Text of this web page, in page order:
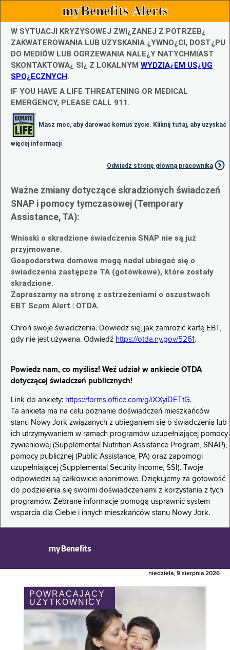
myBenefits Alerts
W SYTUACJI KRYZYSOWEJ ZWI¿ZANEJ Z POTRZEB¿
ZAKWATEROWANIA LUB UZYSKANIA ¿YWNO¿CI, DOST¿PU
DO MEDIÓW LUB OGRZEWANIA NALE¿Y NATYCHMIAST
SKONTAKTOWA¿ SI¿ Z LOKALNYM WYDZIA¿EM US¿UG
SPO¿ECZNYCH.
IF YOU HAVE A LIFE THREATENING OR MEDICAL
EMERGENCY, PLEASE CALL 911.
Masz moc, aby darować komuś życie. Kliknij tutaj, aby uzyskać
więcej informacji
Odwiedź stronę główną pracownika
Ważne zmiany dotyczące skradzionych świadczeń
SNAP i pomocy tymczasowej (Temporary
Assistance, TA):
Wnioski o skradzione świadczenia SNAP nie są już
przyjmowane.
Gospodarstwa domowe mogą nadal ubiegać się o
świadczenia zastępcze TA (gotówkowe), które zostały
skradzione.
Zapraszamy na stronę z ostrzeżeniami o oszustwach
EBT Scam Alert | OTDA.
Chroń swoje świadczenia. Dowiedz się, jak zamrozić kartę EBT,
gdy nie jest używana. Odwiedź https://otda.ny.gov/5261 .
Powiedz nam, co myślisz! Weź udział w ankiecie OTDA
dotyczącej świadczeń publicznych!
Link do ankiety: https://forms.office.com/g/iXXyiDETtG.
Ta ankieta ma na celu poznanie doświadczeń mieszkańców
stanu Nowy Jork związanych z ubieganiem się o świadczenia lub
ich utrzymywaniem w ramach programów uzupełniającej pomocy
żywieniowej (Supplemental Nutrition Assistance Program, SNAP),
pomocy publicznej (Public Assistance, PA) oraz zapomogi
uzupełniającej (Supplemental Security Income, SSI). Twoje
odpowiedzi są całkowicie anonimowe. Dziękujemy za gotowość
do podzielenia się swoimi doświadczeniami z korzystania z tych
programów. Zebrane informacje pomogą usprawnić system
wsparcia dla Ciebie i innych mieszkańców stanu Nowy Jork.
myBenefits
niedziela, 9 sierpnia 2026
POWRACAJĄCY
UŻYTKOWNICY